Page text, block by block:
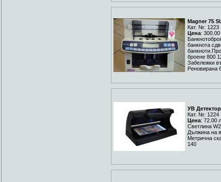
Magner 75
Кат. №: 1223
Цена:
банкнота
броене 800
Забележки
Реновирана
УВ
Кат. №: 1224
Цена: 72.00
Светлина
Дължина на
Метрична
140